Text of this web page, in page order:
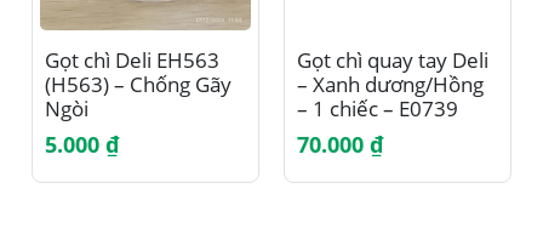
Gọt chì Deli EH563
(H563) – Chống Gãy
Ngòi
5.000 ₫
Gọt chì quay tay Deli
– Xanh dương/Hồng
– 1 chiếc – E0739
70.000 ₫